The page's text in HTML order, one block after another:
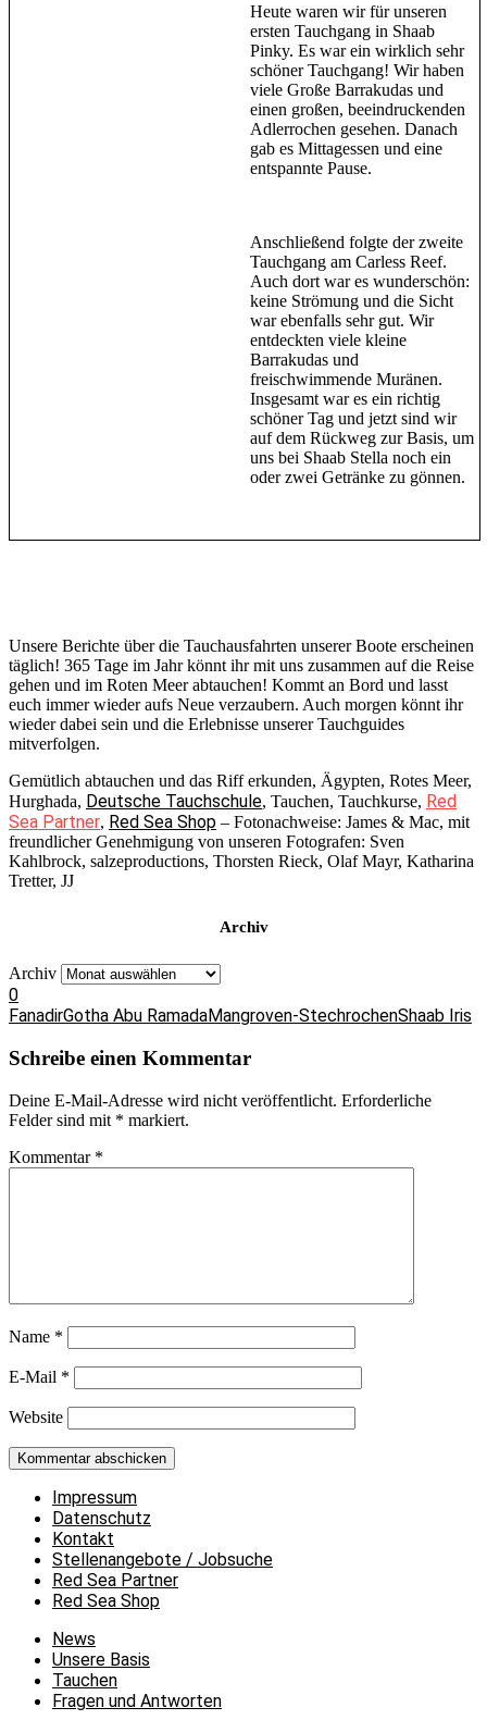
Heute waren wir für unseren
ersten Tauchgang in Shaab
Pinky. Es war ein wirklich sehr
schöner Tauchgang! Wir haben
viele Große Barrakudas und
einen großen, beeindruckenden
Adlerrochen gesehen. Danach
gab es Mittagessen und eine
entspannte Pause.
Anschließend folgte der zweite
Tauchgang am Carless Reef.
Auch dort war es wunderschön:
keine Strömung und die Sicht
war ebenfalls sehr gut. Wir
entdeckten viele kleine
Barrakudas und
freischwimmende Muränen.
Insgesamt war es ein richtig
schöner Tag und jetzt sind wir
auf dem Rückweg zur Basis, um
uns bei Shaab Stella noch ein
oder zwei Getränke zu gönnen.
Unsere Berichte über die Tauchausfahrten unserer Boote erscheinen
täglich! 365 Tage im Jahr könnt ihr mit uns zusammen auf die Reise
gehen und im Roten Meer abtauchen! Kommt an Bord und lasst
euch immer wieder aufs Neue verzaubern. Auch morgen könnt ihr
wieder dabei sein und die Erlebnisse unserer Tauchguides
mitverfolgen.
Gemütlich abtauchen und das Riff erkunden, Ägypten, Rotes Meer,
Hurghada, Deutsche Tauchschule, Tauchen, Tauchkurse, Red
Sea Partner, Red Sea Shop – Fotonachweise: James & Mac, mit
freundlicher Genehmigung von unseren Fotografen: Sven
Kahlbrock, salzeproductions, Thorsten Rieck, Olaf Mayr, Katharina
Tretter, JJ
Archiv
Archiv
0
FanadirGotha Abu RamadaMangroven-StechrochenShaab Iris
Schreibe einen Kommentar
Deine E-Mail-Adresse wird nicht veröffentlicht. Erforderliche
Felder sind mit * markiert.
Kommentar *
Name *
E-Mail *
Website
Impressum
Datenschutz
Kontakt
Stellenangebote / Jobsuche
Red Sea Partner
Red Sea Shop
News
Unsere Basis
Tauchen
Fragen und Antworten